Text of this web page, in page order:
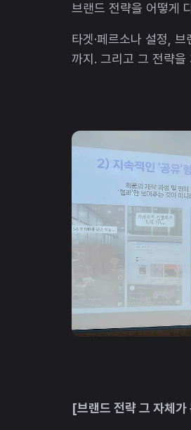
브랜드 전략을 어떻게
타겟·페르소나 설정,
까지. 그리고 그 전략을
[브랜드 전략 그 자체